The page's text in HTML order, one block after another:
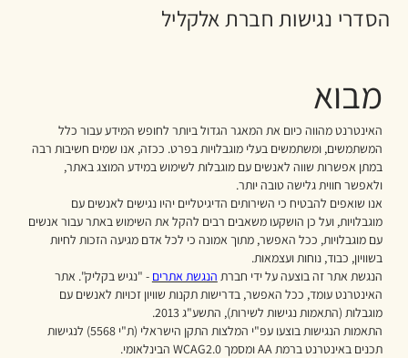
הסדרי נגישות חברת אלקליל
מבוא
האינטרנט מהווה כיום את המאגר הגדול ביותר לחופש המידע עבור כלל
המשתמשים, ומשתמשים בעלי מוגבלויות בפרט. ככזה, אנו שמים חשיבות רבה
במתן אפשרות שווה לאנשים עם מוגבלות לשימוש במידע המוצג באתר,
ולאפשר חווית גלישה טובה יותר.
אנו שואפים להבטיח כי השירותים הדיגיטליים יהיו נגישים לאנשים עם
מוגבלויות, ועל כן הושקעו משאבים רבים להקל את השימוש באתר עבור אנשים
עם מוגבלויות, ככל האפשר, מתוך אמונה כי לכל אדם מגיעה הזכות לחיות
בשוויון, כבוד, נוחות ועצמאות.
הנגשת אתר זה בוצעה על ידי חברת הנגשת אתרים - "נגיש בקליק". אתר
האינטרנט עומד, ככל האפשר, בדרישות תקנות שוויון זכויות לאנשים עם
מוגבלות (התאמות נגישות לשירות), התשע"ג 2013.
התאמות הנגישות בוצעו עפ"י המלצות התקן הישראלי (ת"י 5568) לנגישות
תכנים באינטרנט ברמת AA ומסמך WCAG2.0 הבינלאומי.